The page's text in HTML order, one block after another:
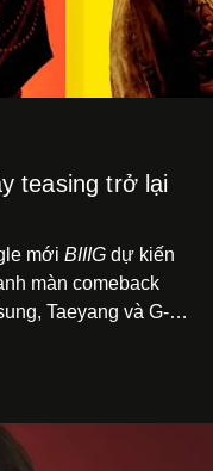
teasing trở lại
mới BIIIG dự kiến
màn comeback
Taeyang và G-